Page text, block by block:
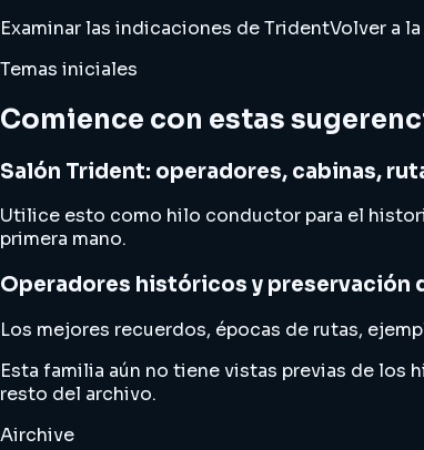
Examinar las indicaciones de TridentVolver a
Temas iniciales
Comience con estas
Salón Trident: operadores, cabinas,
Utilice esto como hilo conductor para el
primera mano.
Operadores históricos y preservación
Los mejores recuerdos, épocas de rutas,
Esta familia aún no tiene vistas previas de
resto del archivo.
Airchive